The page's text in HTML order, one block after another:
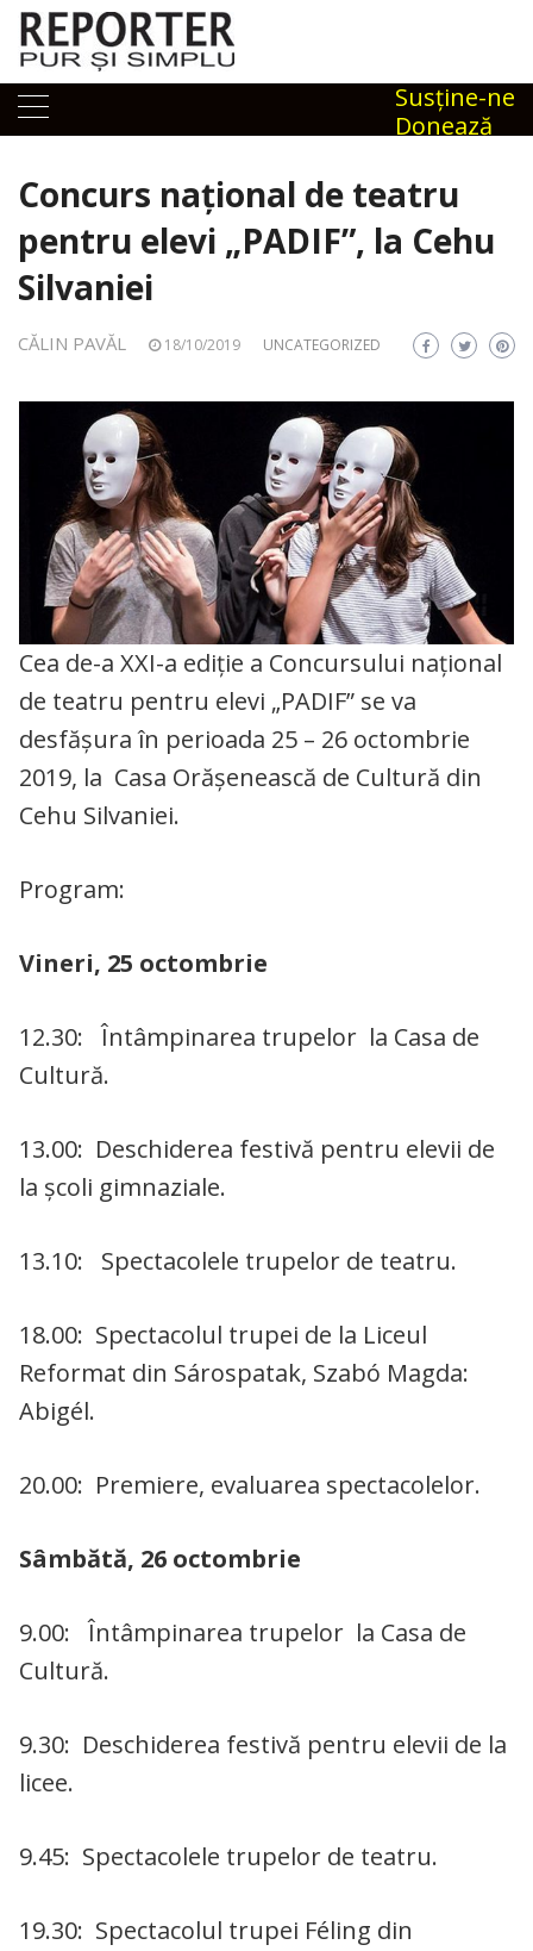
Skip
content
Susţine-ne
Donează
Concurs naţional de teatru
pentru elevi „PADIF”, la Cehu
Silvaniei
CĂLIN PAVĂL 18/10/2019 UNCATEGORIZED
Cea de-a XXI-a ediție a Concursului naţional
de teatru pentru elevi „PADIF” se va
desfășura în perioada 25 – 26 octombrie
2019, la Casa Orăşenească de Cultură din
Cehu Silvaniei.
Program:
Vineri, 25 octombrie
12.30: Întâmpinarea trupelor la Casa de
Cultură.
13.00: Deschiderea festivă pentru elevii de
la şcoli gimnaziale.
13.10: Spectacolele trupelor de teatru.
18.00: Spectacolul trupei de la Liceul
Reformat din Sárospatak, Szabó Magda:
Abigél.
20.00: Premiere, evaluarea spectacolelor.
Sâmbătă, 26 octombrie
9.00: Întâmpinarea trupelor la Casa de
Cultură.
9.30: Deschiderea festivă pentru elevii de la
licee.
9.45: Spectacolele trupelor de teatru.
19.30: Spectacolul trupei Féling din